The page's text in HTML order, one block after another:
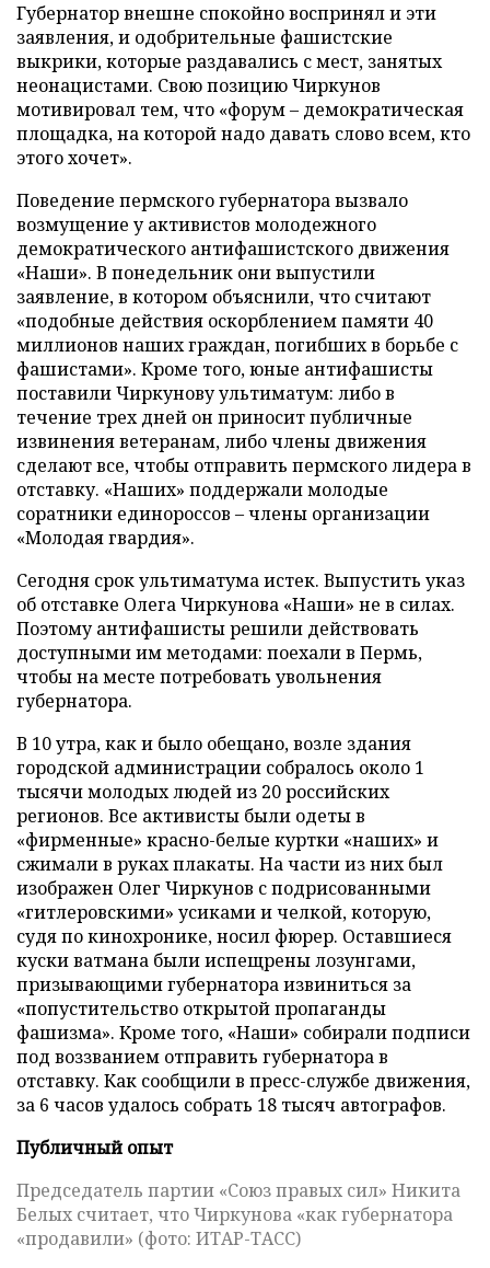
Губернатор внешне спокойно воспринял и эти
заявления, и одобрительные фашистские
выкрики, которые раздавались с мест, занятых
неонацистами. Свою позицию Чиркунов
мотивировал тем, что «форум – демократическая
площадка, на которой надо давать слово всем, кто
этого хочет».
Поведение пермского губернатора вызвало
возмущение у активистов молодежного
демократического антифашистского движения
«Наши». В понедельник они выпустили
заявление, в котором объяснили, что считают
«подобные действия оскорблением памяти 40
миллионов наших граждан, погибших в борьбе с
фашистами». Кроме того, юные антифашисты
поставили Чиркунову ультиматум: либо в
течение трех дней он приносит публичные
извинения ветеранам, либо члены движения
сделают все, чтобы отправить пермского лидера в
отставку. «Наших» поддержали молодые
соратники единороссов – члены организации
«Молодая гвардия».
Сегодня срок ультиматума истек. Выпустить указ
об отставке Олега Чиркунова «Наши» не в силах.
Поэтому антифашисты решили действовать
доступными им методами: поехали в Пермь,
чтобы на месте потребовать увольнения
губернатора.
В 10 утра, как и было обещано, возле здания
городской администрации собралось около 1
тысячи молодых людей из 20 российских
регионов. Все активисты были одеты в
«фирменные» красно-белые куртки «наших» и
сжимали в руках плакаты. На части из них был
изображен Олег Чиркунов с подрисованными
«гитлеровскими» усиками и челкой, которую,
судя по кинохронике, носил фюрер. Оставшиеся
куски ватмана были испещрены лозунгами,
призывающими губернатора извиниться за
«попустительство открытой пропаганды
фашизма». Кроме того, «Наши» собирали подписи
под воззванием отправить губернатора в
отставку. Как сообщили в пресс-службе движения,
за 6 часов удалось собрать 18 тысяч автографов.
Публичный опыт
Председатель партии «Союз правых сил» Никита
Белых считает, что Чиркунова «как губернатора
«продавили» (фото: ИТАР-ТАСС)